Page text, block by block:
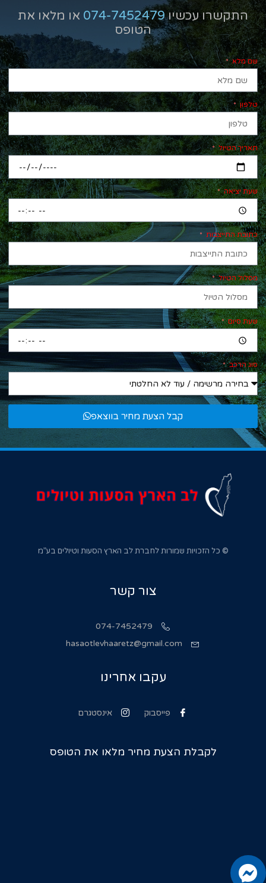
התקשרו עכשיו074-7452479 או מלאו את
הטופס
שם מלא
טלפון
תאריך הטיול
שעת יציאה
כתובת התייצבות
מסלול הטיול
שעת סיום
סוג הרכב
קבל הצעת מחיר בווצאפ
© כל הזכויות שמורות לחברת לב הארץ הסעות וטיולים בע”מ
צור קשר
074-7452479
hasaotlevhaaretz@gmail.com
עקבו אחרינו
פייסבוק אינסטגרם
לקבלת הצעת מחיר מלאו את הטופס